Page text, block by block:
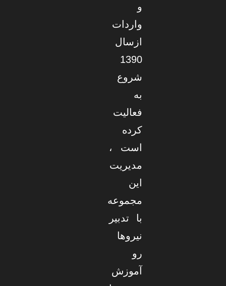
و
واردات
ازسال
1390
شروع
به
فعالیت
کرده
است ،
مدیریت
این
مجموعه
با تدبیر
نیروها
رو
آموزش